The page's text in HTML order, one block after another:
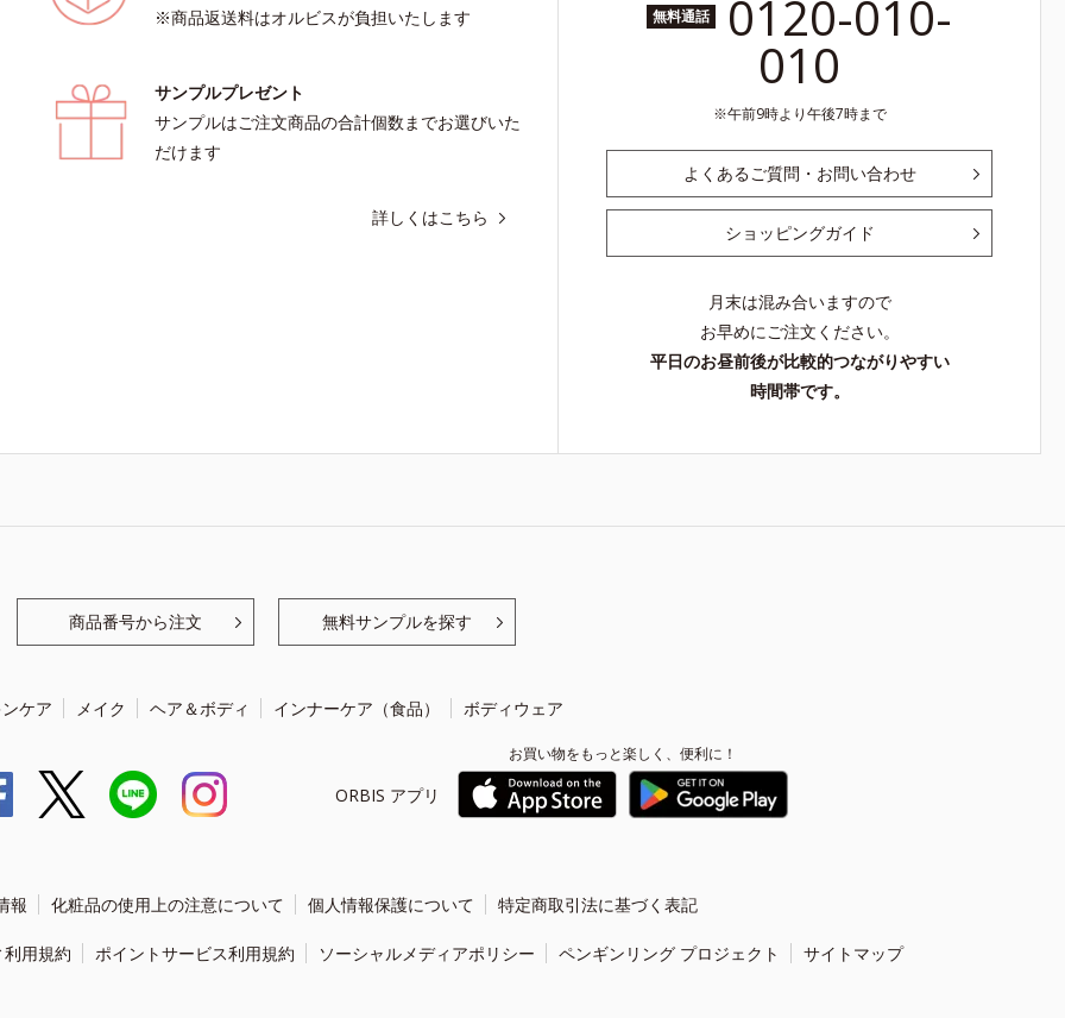
※商品返送料はオルビスが負担いたします
サンプルプレゼント
サンプルはご注文商品の合計個数までお選びいた
だけます
詳しくはこちら
無料通話 0120-010-
010
午前9時より午後7時まで
よくあるご質問・お問い合わせ
ショッピングガイド
月末は混み合いますので
お早めにご注文ください。
平日のお昼前後が比較的つながりやすい
時間帯です。
商品番号から注文 無料サンプルを探す
ケア メイク ヘア＆ボディ インナーケア（食品） ボディウェア
ORBIS アプリ
お買い物をもっと楽しく、便利に！
報 化粧品の使用上の注意について 個人情報保護について 特定商取引法に基づく表記
用規約 ポイントサービス利用規約 ソーシャルメディアポリシー ペンギンリング プロジェクト サイトマップ